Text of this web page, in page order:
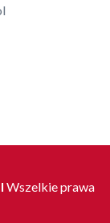
Wszelkie prawa